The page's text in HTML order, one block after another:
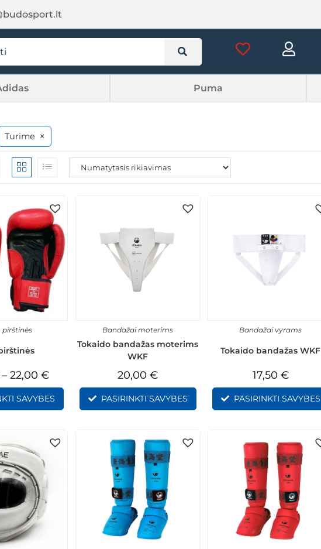
Puma
Turime ×
pirštinės
– 22,00 €
SAVYBES
Bandažai moterims
Tokaido bandažas moterims
WKF
20,00€
PASIRINKTI SAVYBES
Bandažai vyrams
Tokaido bandažas WKF
17,50 €
PASIRINKTI SAVYBES